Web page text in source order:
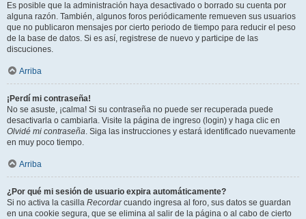
Es posible que la administración haya desactivado o borrado su cuenta por
alguna razón. También, algunos foros periódicamente remueven sus usuarios
que no publicaron mensajes por cierto periodo de tiempo para reducir el peso
de la base de datos. Si es así, registrese de nuevo y participe de las
discuciones.
Arriba
¡Perdí mi contraseña!
No se asuste, ¡calma! Si su contraseña no puede ser recuperada puede
desactivarla o cambiarla. Visite la página de ingreso (login) y haga clic en
Olvidé mi contraseña. Siga las instrucciones y estará identificado nuevamente
en muy poco tiempo.
Arriba
¿Por qué mi sesión de usuario expira automáticamente?
Si no activa la casilla Recordarcuando ingresa al foro, sus datos se guardan
en una cookie segura, que se elimina al salir de la página o al cabo de cierto